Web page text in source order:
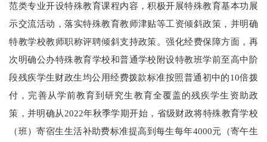
范类专业开设特殊教育课程内容，积极开展特殊教育基本功展
示交流活动，落实特殊教育教师津贴等工资倾斜政策，并明确
特教学校教师职称评聘倾斜支持政策。强化经费保障方面，再
次明确公办特殊教育学校和普通学校附设特教班学前至高中阶
段残疾学生财政生均公用经费拨款标准按照普通初中的10倍拨
付，完善从学前教育到研究生教育全覆盖的残疾学生资助政
策，并明确从2022年秋季学期开始，省级财政将特殊教育学校
（班）寄宿生生活补助费标准提高到每生每年4000元（寄午生